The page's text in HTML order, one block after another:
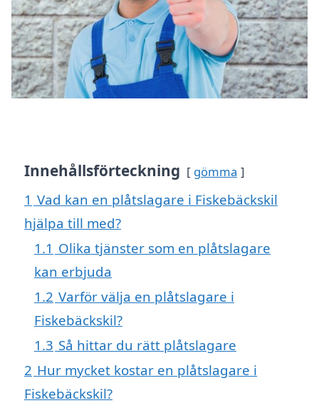
Innehållsförteckning gömma
1 Vad kan en plåtslagare i Fiskebäckskil
hjälpa till med?
1.1 Olika tjänster som en plåtslagare
kan erbjuda
1.2 Varför välja en plåtslagare i
Fiskebäckskil?
1.3 Så hittar du rätt plåtslagare
2 Hur mycket kostar en plåtslagare i
Fiskebäckskil?